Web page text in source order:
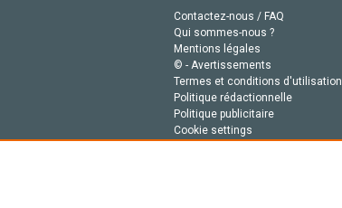
Contactez-nous / FAQ
Qui sommes-nous ?
Mentions légales
© - Avertissements
Termes et conditions d'utilisation
Politique rédactionnelle
Politique publicitaire
Cookie settings